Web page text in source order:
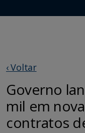
‹ Voltar
Governo
mil em
contratos